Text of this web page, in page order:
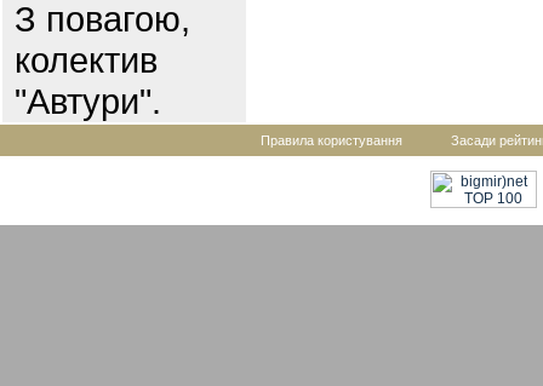
З повагою,
колектив
"Автури".
Правила користування Засади